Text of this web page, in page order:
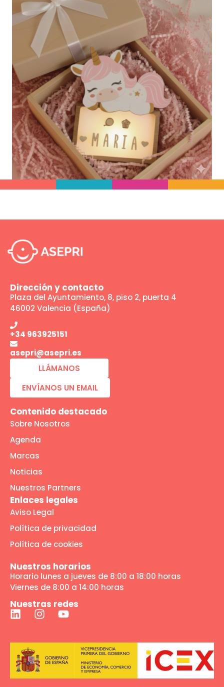
Dirección y contacto
Plaza del Ayuntamiento, 8, piso 2, puerta 4
46002 Valencia (España)
+34 963925151
asepri@asepri.es
LLÁMANOS
ENVÍANOS UN EMAIL
Contenido destacado
Sobre Nosotros
Agenda
Marcas
Noticias
Nuestros Partners
Enlaces legales
Aviso Legal
Política de privacidad
Política de cookies
Nuestros horarios
Horario lunes a jueves de 8:00 a 18:00 horas
Viernes de 8:00 a 14:00 horas
Nuestras redes